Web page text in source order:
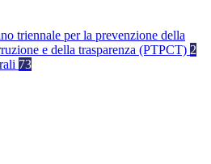
triennale per la prevenzione della
e della trasparenza (PTPCT) 2
73